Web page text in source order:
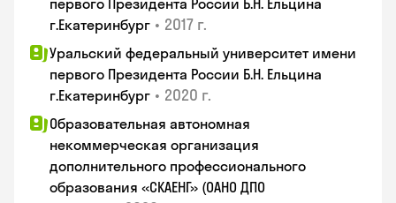
первого Президента России Б.Н. Ельцина
г.Екатеринбург • 2017 г.
Уральский федеральный университет имени
первого Президента России Б.Н. Ельцина
г.Екатеринбург • 2020 г.
Образовательная автономная
некоммерческая организация
дополнительного профессионального
образования «СКАЕНГ» (ОАНО ДПО